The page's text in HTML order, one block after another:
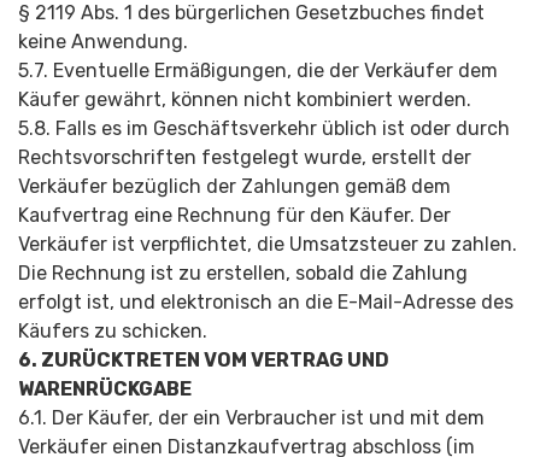
§ 2119 Abs. 1 des bürgerlichen Gesetzbuches findet
keine Anwendung.
5.7. Eventuelle Ermäßigungen, die der Verkäufer dem
Käufer gewährt, können nicht kombiniert werden.
5.8. Falls es im Geschäftsverkehr üblich ist oder durch
Rechtsvorschriften festgelegt wurde, erstellt der
Verkäufer bezüglich der Zahlungen gemäß dem
Kaufvertrag eine Rechnung für den Käufer. Der
Verkäufer ist verpflichtet, die Umsatzsteuer zu zahlen.
Die Rechnung ist zu erstellen, sobald die Zahlung
erfolgt ist, und elektronisch an die E-Mail-Adresse des
Käufers zu schicken.
6. ZURÜCKTRETEN VOM VERTRAG UND
WARENRÜCKGABE
6.1. Der Käufer, der ein Verbraucher ist und mit dem
Verkäufer einen Distanzkaufvertrag abschloss (im